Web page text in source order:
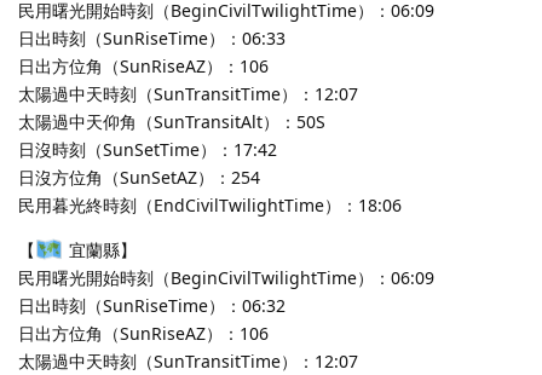
民用曙光開始時刻（BeginCivilTwilightTime）：06:09
日出時刻（SunRiseTime）：06:33
日出方位角（SunRiseAZ）：106
太陽過中天時刻（SunTransitTime）：12:07
太陽過中天仰角（SunTransitAlt）：50S
日沒時刻（SunSetTime）：17:42
日沒方位角（SunSetAZ）：254
民用暮光終時刻（EndCivilTwilightTime）：18:06
【
宜蘭縣】
民用曙光開始時刻（BeginCivilTwilightTime）：06:09
日出時刻（SunRiseTime）：06:32
日出方位角（SunRiseAZ）：106
太陽過中天時刻（SunTransitTime）：12:07